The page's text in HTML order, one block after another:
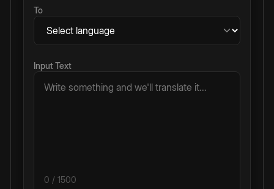
To
Input Text
0 / 1500